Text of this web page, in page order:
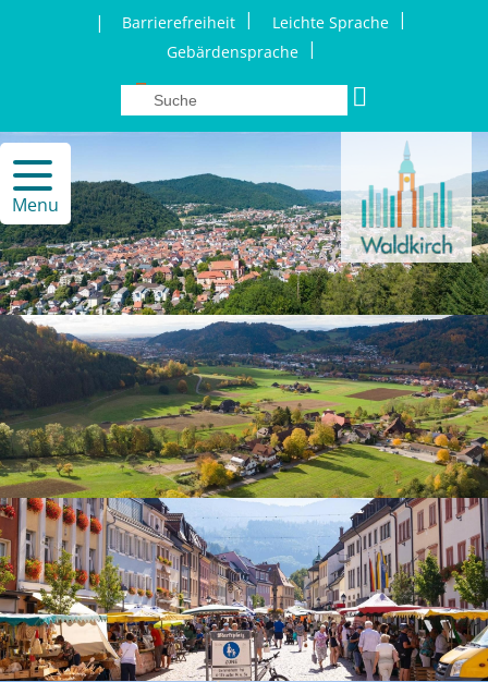
| Barrierefreiheit | Leichte Sprache |
Gebärdensprache |
Menu